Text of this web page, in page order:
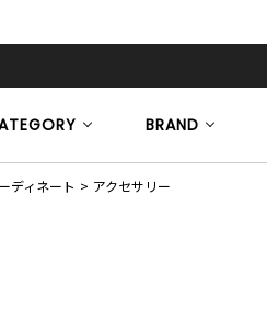
BRAND
ディネート アクセサリー